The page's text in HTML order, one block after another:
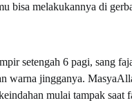
bisa melakukannya di
setengah 6 pagi, sang
warna jingganya.
mulai tampak saat